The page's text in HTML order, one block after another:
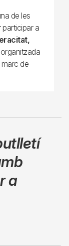
de les
a
, organitzada
de
a